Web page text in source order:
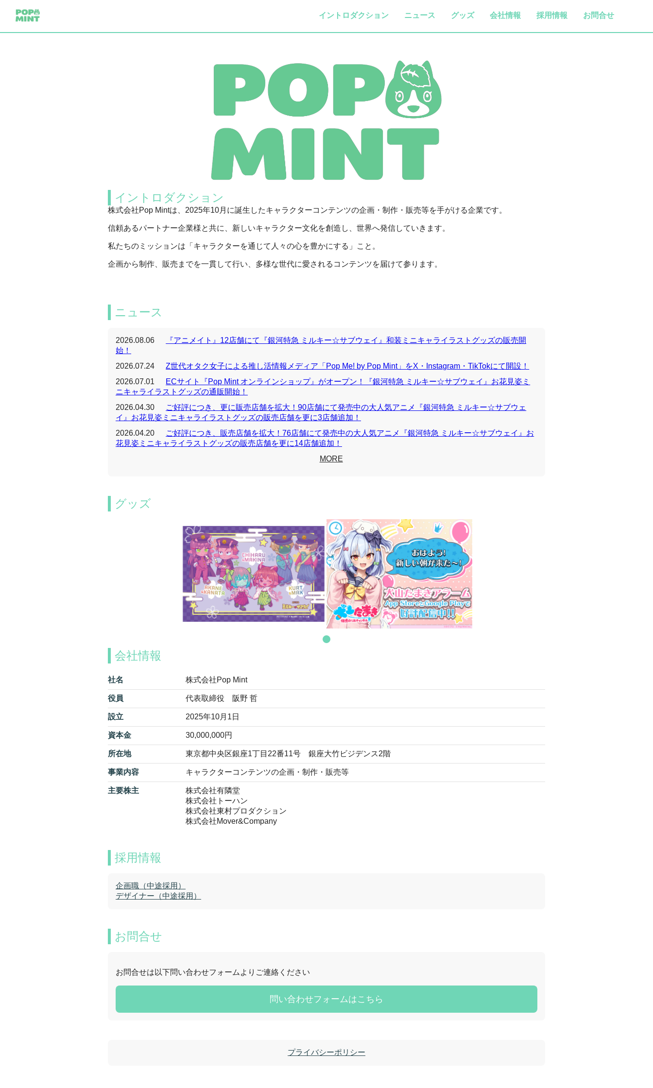
イントロダクション ニュース グッズ 会社情報 採用情報 お問合せ
イントロダクション
株式会社Pop Mintは、2025年10月に誕生したキャラクターコンテンツの企画・制作・販売等を手がける企業です。
信頼あるパートナー企業様と共に、新しいキャラクター文化を創造し、世界へ発信していきます。
私たちのミッションは「キャラクターを通じて人々の心を豊かにする」こと。
企画から制作、販売までを一貫して行い、多様な世代に愛されるコンテンツを届けて参ります。
ニュース
2026.08.06
『アニメイト』12店舗にて『銀河特急 ミルキー☆サブウェイ』和装ミニキャライラストグッズの販売開
始！
2026.07.24
Z世代オタク女子による推し活情報メディア「Pop Me! by Pop Mint」をX・Instagram・TikTokにて開設！
2026.07.01
ECサイト『Pop Mint オンラインショップ』がオープン！『銀河特急 ミルキー☆サブウェイ』お花見姿ミ
ニキャライラストグッズの通販開始！
2026.04.30
ご好評につき、更に販売店舗を拡大！90店舗にて発売中の大人気アニメ『銀河特急 ミルキー☆サブウェ
イ』お花見姿ミニキャライラストグッズの販売店舗を更に3店舗追加！
2026.04.20
ご好評につき、販売店舗を拡大！76店舗にて発売中の大人気アニメ『銀河特急 ミルキー☆サブウェイ』お
花見姿ミニキャライラストグッズの販売店舗を更に14店舗追加！
MORE
グッズ
会社情報
社名 株式会社Pop Mint
役員 代表取締役 阪野 哲
設立 2025年10月1日
資本金 30,000,000円
所在地 東京都中央区銀座1丁目22番11号 銀座大竹ビジデンス2階
事業内容 キャラクターコンテンツの企画・制作・販売等
主要株主
株式会社有隣堂
株式会社トーハン
株式会社東村プロダクション
株式会社Mover&Company
採用情報
企画職（中途採用）
デザイナー（中途採用）
お問合せ
お問合せは以下問い合わせフォームよりご連絡ください
問い合わせフォームはこちら
プライバシーポリシー